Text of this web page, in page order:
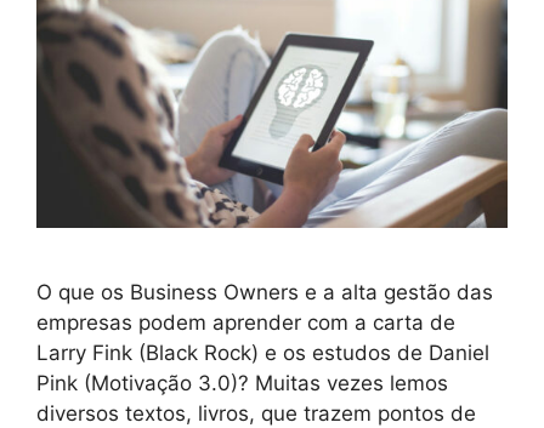
O que os Business Owners e a alta gestão das
empresas podem aprender com a carta de
Larry Fink (Black Rock) e os estudos de Daniel
Pink (Motivação 3.0)? Muitas vezes lemos
diversos textos, livros, que trazem pontos de